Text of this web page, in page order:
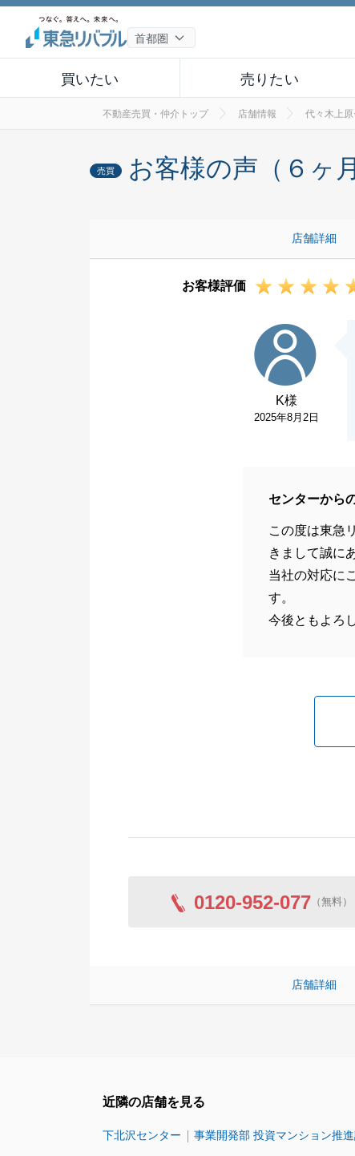
買いたい 売りたい
不動産売買・仲介トップ 店舗情報 代々木上
売買 お客様の声（６ヶ
店舗詳細
お客様評価
K様
2025年8月2日
センターから
この度は東急
きまして誠に
当社の対応に
す。
今後ともよろ
0120-952-077（無料）
店舗詳細
近隣の店舗を見る
下北沢センター 事業開発部 投資マンション推